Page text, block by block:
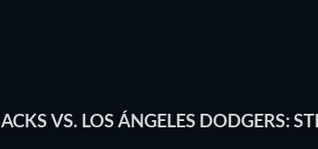
VS. LOS ÁNGELES DODGERS: